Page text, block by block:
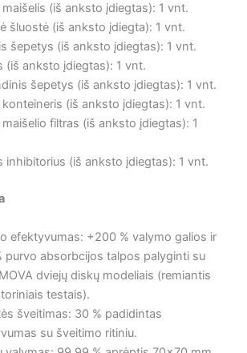
maišelis (iš anksto įdiegtas): 1 vnt.
šluostė (iš anksto įdiegta): 1 vnt.
šepetys (iš anksto įdiegtas): 1 vnt.
(iš anksto įdiegtas): 1 vnt.
šepetys (iš anksto įdiegtas): 1 vnt.
konteineris (iš anksto įdiegtas): 1 vnt.
maišelio filtras (iš anksto įdiegtas): 1
inhibitorius (iš anksto įdiegtas): 1 vnt.
efektyvumas: +200 % valymo galios ir
purvo absorbcijos talpos palyginti su
dviejų diskų modeliais (remiantis
testais).
šveitimas: 30 % padidintas
su šveitimo ritiniu.